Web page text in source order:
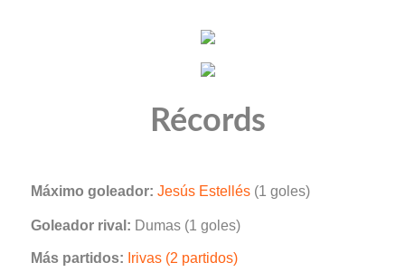
Récords
Máximo goleador: Jesús Estellés (1 goles)
Goleador rival: Dumas (1 goles)
Más partidos: Irivas (2 partidos)